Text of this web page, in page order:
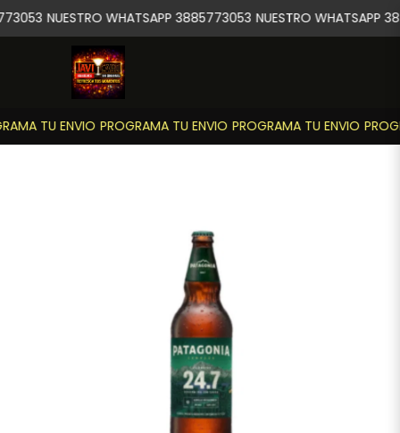
TU ENVIO PROGRAMA TU ENVIO PROGRAMA TU ENVIO
NUESTRO WHATSAPP 3885773053 NUESTRO WHATSAPP